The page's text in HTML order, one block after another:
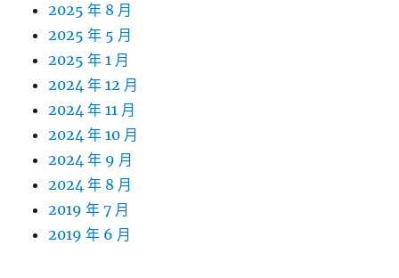
2025 年 8 月
2025 年 5 月
2025 年 1 月
2024 年 12 月
2024 年 11 月
2024 年 10 月
2024 年 9 月
2024 年 8 月
2019 年 7 月
2019 年 6 月